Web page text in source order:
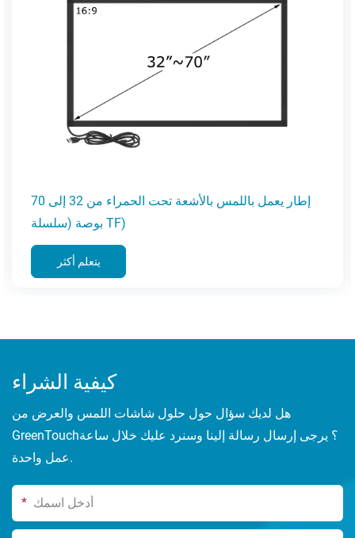
إطار يعمل باللمس بالأشعة تحت الحمراء من 32 إلى 70
بوصة (سلسلة TF)
يتعلم أكثر
كيفية الشراء
هل لديك سؤال حول حلول شاشات اللمس والعرض من
GreenTouch؟ يرجى إرسال رسالة إلينا وسنرد عليك خلال ساعة
عمل واحدة.
*